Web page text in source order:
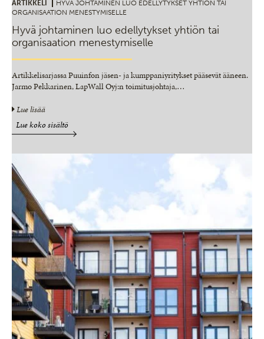
ARTIKKELI
HYVÄ JOHTAMINEN LUO EDELLYTYKSET YHTIÖN TAI
ORGANISAATION MENESTYMISELLE
Hyvä johtaminen luo edellytykset yhtiön tai
organisaation menestymiselle
Artikkelisarjassa Puuinfon jäsen- ja kumppaniyritykset pääsevät ääneen.
Jarmo Pekkarinen, LapWall Oyj:n toimitusjohtaja,…
Lue lisää
Lue koko sisältö